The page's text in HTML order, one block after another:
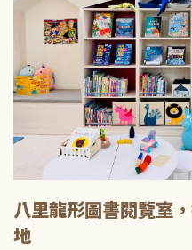
八里龍形圖書閱覽室
地